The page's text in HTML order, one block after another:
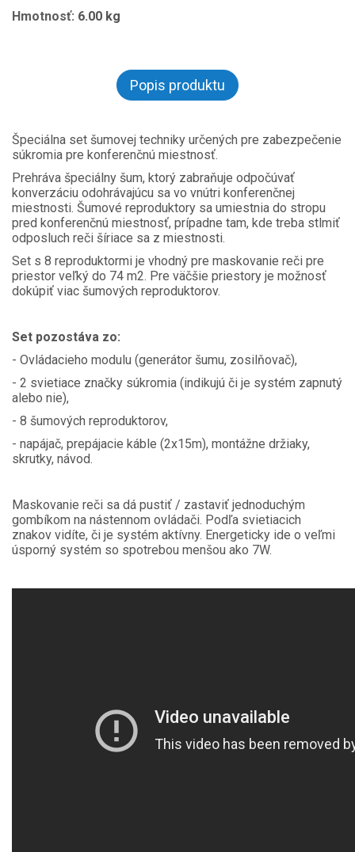
Hmotnosť: 6.00 kg
Popis produktu
Špeciálna set šumovej techniky určených pre zabezpečenie
súkromia pre konferenčnú miestnosť.
Prehráva špeciálny šum, ktorý zabraňuje odpočúvať
konverzáciu odohrávajúcu sa vo vnútri konferenčnej
miestnosti. Šumové reproduktory sa umiestnia do stropu
pred konferenčnú miestnosť, prípadne tam, kde treba stlmiť
odposluch reči šíriace sa z miestnosti.
Set s 8 reproduktormi je vhodný pre maskovanie reči pre
priestor veľký do 74 m2. Pre väčšie priestory je možnosť
dokúpiť viac šumových reproduktorov.
Set pozostáva zo:
- Ovládacieho modulu (generátor šumu, zosilňovač),
- 2 svietiace značky súkromia (indikujú či je systém zapnutý
alebo nie),
- 8 šumových reproduktorov,
- napájač, prepájacie káble (2x15m), montážne držiaky,
skrutky, návod.
Maskovanie reči sa dá pustiť / zastaviť jednoduchým
gombíkom na nástennom ovládači. Podľa svietiacich
znakov vidíte, či je systém aktívny. Energeticky ide o veľmi
úsporný systém so spotrebou menšou ako 7W.